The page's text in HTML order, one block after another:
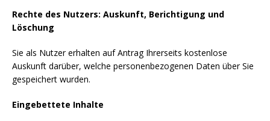
Rechte des Nutzers: Auskunft, Berichtigung und
Löschung
Sie als Nutzer erhalten auf Antrag Ihrerseits kostenlose
Auskunft darüber, welche personenbezogenen Daten über Sie
gespeichert wurden.
Eingebettete Inhalte